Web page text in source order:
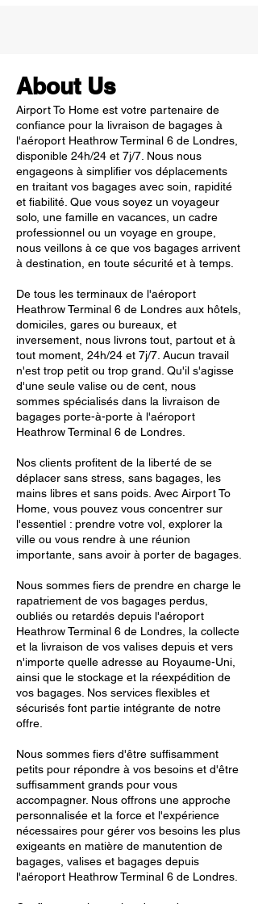
About Us
Airport To Home est votre partenaire de
confiance pour la livraison de bagages à
l'aéroport Heathrow Terminal 6 de Londres,
disponible 24h/24 et 7j/7. Nous nous
engageons à simplifier vos déplacements
en traitant vos bagages avec soin, rapidité
et fiabilité. Que vous soyez un voyageur
solo, une famille en vacances, un cadre
professionnel ou un voyage en groupe,
nous veillons à ce que vos bagages arrivent
à destination, en toute sécurité et à temps.
De tous les terminaux de l'aéroport
Heathrow Terminal 6 de Londres aux hôtels,
domiciles, gares ou bureaux, et
inversement, nous livrons tout, partout et à
tout moment, 24h/24 et 7j/7. Aucun travail
n'est trop petit ou trop grand. Qu'il s'agisse
d'une seule valise ou de cent, nous
sommes spécialisés dans la livraison de
bagages porte-à-porte à l'aéroport
Heathrow Terminal 6 de Londres.
Nos clients profitent de la liberté de se
déplacer sans stress, sans bagages, les
mains libres et sans poids. Avec Airport To
Home, vous pouvez vous concentrer sur
l'essentiel : prendre votre vol, explorer la
ville ou vous rendre à une réunion
importante, sans avoir à porter de bagages.
Nous sommes fiers de prendre en charge le
rapatriement de vos bagages perdus,
oubliés ou retardés depuis l'aéroport
Heathrow Terminal 6 de Londres, la collecte
et la livraison de vos valises depuis et vers
n'importe quelle adresse au Royaume-Uni,
ainsi que le stockage et la réexpédition de
vos bagages. Nos services flexibles et
sécurisés font partie intégrante de notre
offre.
Nous sommes fiers d'être suffisamment
petits pour répondre à vos besoins et d'être
suffisamment grands pour vous
accompagner. Nous offrons une approche
personnalisée et la force et l'expérience
nécessaires pour gérer vos besoins les plus
exigeants en matière de manutention de
bagages, valises et bagages depuis
l'aéroport Heathrow Terminal 6 de Londres.